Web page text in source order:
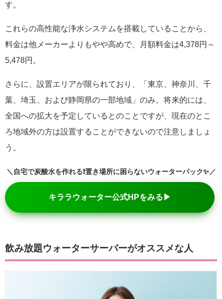
す。
これらの高性能な浄水システムを搭載していることから、
料金は他メーカーよりもやや高めで、月額料金は4,378円～
5,478円。
さらに、設置エリアが限られており、「東京、神奈川、千
葉、埼玉、および静岡県の一部地域」のみ。将来的には、
全国への拡大を予定しているとのことですが、現在のとこ
ろ地域外の方は設置することができないので注意しましょ
う。
＼自宅で炭酸水を作れる❗置き場所に困らないウォーターパック✨／
キララウォーター公式HPをみる▶
飲み放題ウォーターサーバーがオススメな人